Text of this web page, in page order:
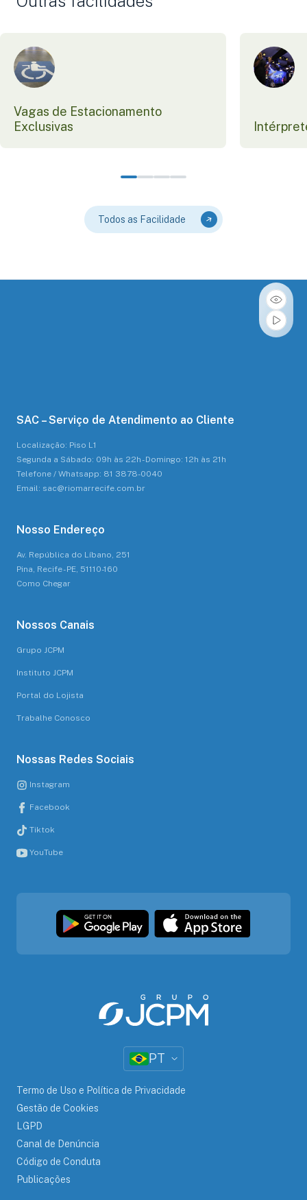
Vagas de Estacionamento
Exclusivas
Todos as Facilidade
SAC – Serviço de Atendimento ao Cliente
Localização: Piso L1
Segunda a Sábado: 09h às 22h - Domingo: 12h às 21h
Telefone / Whatsapp: 81 3878-0040
Email: sac@riomarrecife.com.br
Nosso Endereço
Av. República do Líbano, 251
Pina, Recife - PE, 51110-160
Como Chegar
Nossos Canais
Grupo JCPM
Instituto JCPM
Portal do Lojista
Trabalhe Conosco
Nossas Redes Sociais
Instagram
Facebook
Tiktok
YouTube
PT
Termo de Uso e Política de Privacidade
Gestão de Cookies
LGPD
Canal de Denúncia
Código de Conduta
Publicações